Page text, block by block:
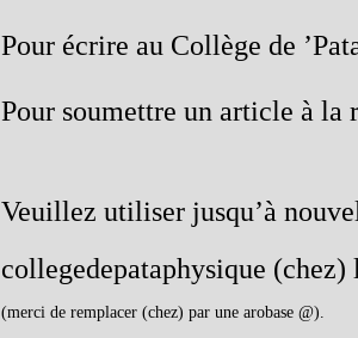
Pour écrire au Collège de
Pour soumettre un article à la
Veuillez utiliser jusqu’à
collegedepataphysique (chez)
(merci de remplacer (chez) par une arobase @).